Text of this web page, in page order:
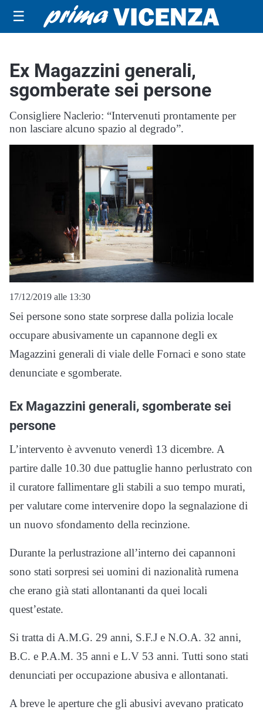
☰
Ex Magazzini generali,
sgomberate sei persone
Consigliere Naclerio: “Intervenuti prontamente per
non lasciare alcuno spazio al degrado”.
17/12/2019 alle 13:30
Sei persone sono state sorprese dalla polizia locale
occupare abusivamente un capannone degli ex
Magazzini generali di viale delle Fornaci e sono state
denunciate e sgomberate.
Ex Magazzini generali, sgomberate sei
persone
L’intervento è avvenuto venerdì 13 dicembre. A
partire dalle 10.30 due pattuglie hanno perlustrato con
il curatore fallimentare gli stabili a suo tempo murati,
per valutare come intervenire dopo la segnalazione di
un nuovo sfondamento della recinzione.
Durante la perlustrazione all’interno dei capannoni
sono stati sorpresi sei uomini di nazionalità rumena
che erano già stati allontananti da quei locali
quest’estate.
Si tratta di A.M.G. 29 anni, S.F.J e N.O.A. 32 anni,
B.C. e P.A.M. 35 anni e L.V 53 anni. Tutti sono stati
denunciati per occupazione abusiva e allontanati.
A breve le aperture che gli abusivi avevano praticato